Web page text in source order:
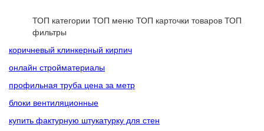
ТОП категории ТОП меню ТОП карточки товаров ТОП
фильтры
коричневый клинкерный кирпич
онлайн стройматериалы
профильная труба цена за метр
блоки вентиляционные
купить фактурную штукатурку для стен